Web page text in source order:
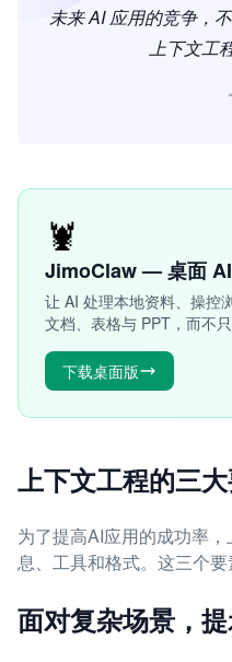
未来 AI 应用的竞争，
上下文工
🦞
JimoClaw — 桌面
让 AI 处理本地资料、操控
文档、表格与 PPT，而不只
下载桌面版
上下文工程的三
为了提高AI应用的成功率
息、工具和格式。这三个要
面对复杂场景，